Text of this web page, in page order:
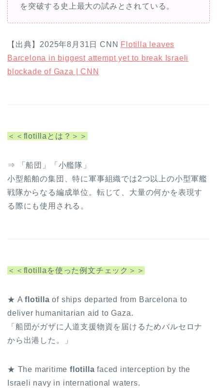
を突破する史上最大の試みとされている。
【出典】2025年8月31日 CNN Flotilla leaves
Barcelona in biggest attempt yet to break Israeli
blockade of Gaza | CNN
＜＜flotillaとは？＞＞
⇒ 「船団」「小艦隊」
小型船舶の集団、特に軍事組織では2つ以上の小型軍艦
戦隊からなる編成単位。転じて、大量の何かを表現す
る際にも使用される。
＜＜flotillaを使った例文チェック＞＞
★ Aflotilla of ships departed from Barcelona to
deliver humanitarian aid to Gaza.
「船団がガザに人道支援物資を届けるためバルセロナ
から出港した。」
★ The maritime flotilla faced interception by the
Israeli navy in international waters.